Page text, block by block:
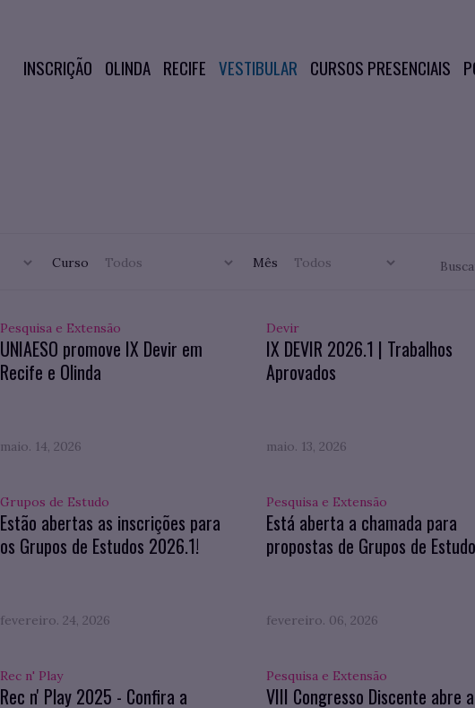
INSCRIÇÃO OLINDA RECIFE VESTIBULAR CURSOS PRESENCIAIS
Curso Mês
Pesquisa e Extensão
UNIAESO promove IX Devir em
Recife e Olinda
maio. 14, 2026
Devir
IX DEVIR 2026.1 | Trabalhos
Aprovados
maio. 13, 2026
Grupos de Estudo
Estão abertas as inscrições para
os Grupos de Estudos 2026.1!
fevereiro. 24, 2026
Pesquisa e Extensão
Está aberta a chamada para
propostas de Grupos de Estudo
fevereiro. 06, 2026
Rec n' Play
Rec n' Play 2025 - Confira a
Pesquisa e Extensão
VIII Congresso Discente abre a